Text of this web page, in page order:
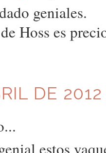
geniales.
Hoss es
DE 2012
estos